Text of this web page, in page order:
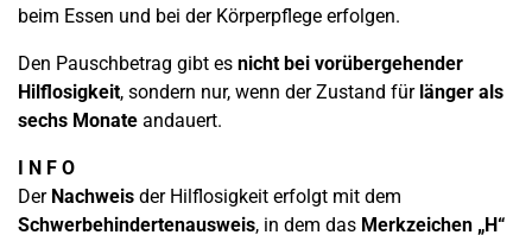
beim Essen und bei der Körperpflege erfolgen.
Den Pauschbetrag gibt es nicht bei vorübergehender
Hilflosigkeit, sondern nur, wenn der Zustand für länger als
sechs Monate andauert.
I N F O
Der Nachweis der Hilflosigkeit erfolgt mit dem
Schwerbehindertenausweis, in dem das Merkzeichen „H“